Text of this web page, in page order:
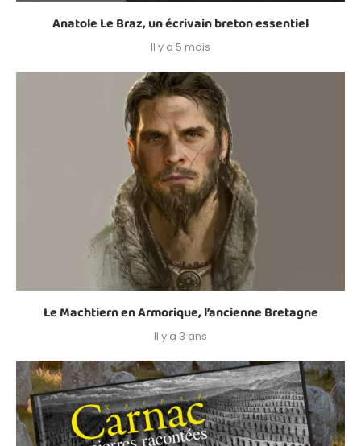
Anatole Le Braz, un écrivain breton essentiel
Il y a 5 mois
Le Machtiern en Armorique, l’ancienne Bretagne
Il y a 3 ans